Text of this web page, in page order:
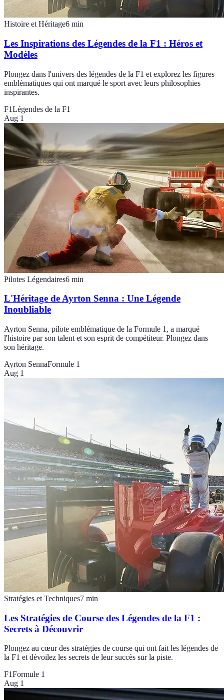
Histoire et Héritage6 min
Les Inspirations des Légendes de la F1 : Héros et
Modèles
Plongez dans l'univers des légendes de la F1 et explorez les figures
emblématiques qui ont marqué le sport avec leurs philosophies
inspirantes.
F1Légendes de la F1
Aug 1
Pilotes Légendaires6 min
L'Héritage de Ayrton Senna : Une Légende
Inoubliable
Ayrton Senna, pilote emblématique de la Formule 1, a marqué
l'histoire par son talent et son esprit de compétiteur. Plongez dans
son héritage.
Ayrton SennaFormule 1
Aug 1
Stratégies et Techniques7 min
Les Stratégies de Course des Légendes de la F1 :
Secrets à Découvrir
Plongez au cœur des stratégies de course qui ont fait les légendes de
la F1 et dévoilez les secrets de leur succès sur la piste.
F1Formule 1
Aug 1